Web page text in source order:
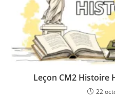
Leçon CM2 Histoire
22